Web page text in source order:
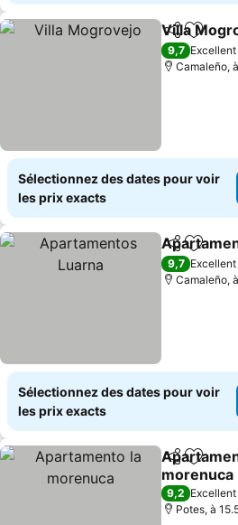
Partager
Villa
9,7 Excellent
Camaleño,
Sélectionnez des dates pour voir
les prix exacts
Partager
9,7 Excellent
Camaleño,
Sélectionnez des dates pour voir
les prix exacts
Partager
morenuca
Consulter
9,2 Excellent
Potes, à